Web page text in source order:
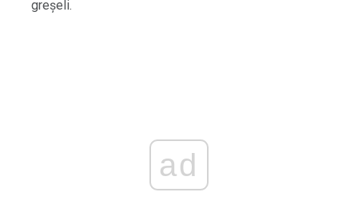
greșeli.
ad